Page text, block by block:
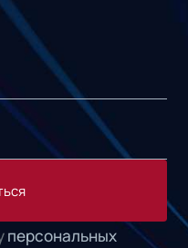
персональных